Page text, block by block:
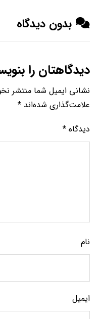
بدون دیدگاه
دیدگاهتان را
نشانی ایمیل شما منتشر
علامت‌گذاری شده‌اند*
دیدگاه*
نام
ایمیل